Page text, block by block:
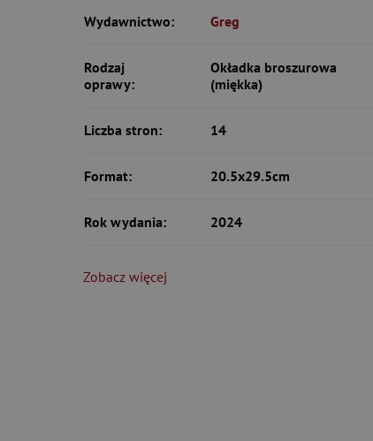
Wydawnictwo: Greg
Rodzaj
oprawy:
Okładka broszurowa
(miękka)
Liczba stron: 14
Format: 20.5x29.5cm
Rok wydania: 2024
Zobacz więcej